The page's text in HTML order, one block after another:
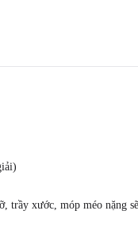
trầy xước, móp méo nặng